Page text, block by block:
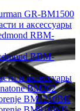
GR-BM1500
и аксессуары
RBM-
RBM-
и аксессуары
BM202
BM1210BK